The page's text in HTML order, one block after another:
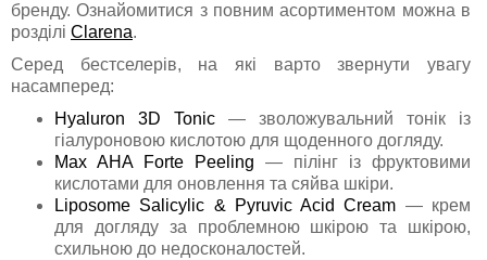
бренду. Ознайомитися з повним асортиментом можна в
розділі Clarena.
Серед бестселерів, на які варто звернути увагу
насамперед:
Hyaluron 3D Tonic — зволожувальний тонік із
гіалуроновою кислотою для щоденного догляду.
Max AHA Forte Peeling — пілінг із фруктовими
кислотами для оновлення та сяйва шкіри.
Liposome Salicylic & Pyruvic Acid Cream — крем
для догляду за проблемною шкірою та шкірою,
схильною до недосконалостей.